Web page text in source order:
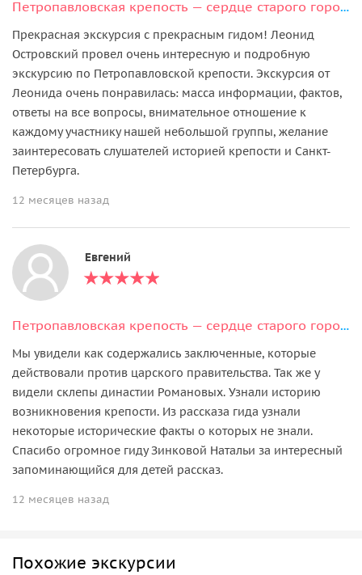
Петропавловская крепость — сердце старого города
Прекрасная экскурсия с прекрасным гидом! Леонид
Островский провел очень интересную и подробную
экскурсию по Петропавловской крепости. Экскурсия от
Леонида очень понравилась: масса информации, фактов,
ответы на все вопросы, внимательное отношение к
каждому участнику нашей небольшой группы, желание
заинтересовать слушателей историей крепости и Санкт-
Петербурга.
12 месяцев назад
Евгений
Петропавловская крепость — сердце старого города
Мы увидели как содержались заключенные, которые
действовали против царского правительства. Так же у
видели склепы династии Романовых. Узнали историю
возникновения крепости. Из рассказа гида узнали
некоторые исторические факты о которых не знали.
Спасибо огромное гиду Зинковой Натальи за интересный
запоминающийся для детей рассказ.
12 месяцев назад
Похожие экскурсии